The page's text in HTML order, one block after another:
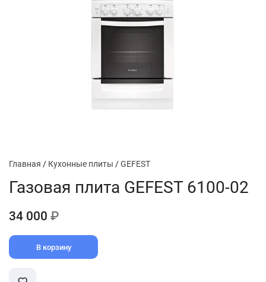
Главная / Кухонные плиты /GEFEST
Газовая плита GEFEST 6100-02
34 000 ₽
В корзину